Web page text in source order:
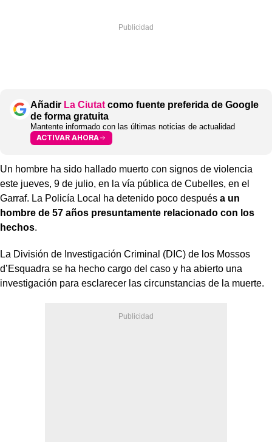
Añadir La Ciutat como fuente preferida de Google
de forma gratuita
Mantente informado con las últimas noticias de actualidad
ACTIVAR AHORA
Un hombre ha sido hallado muerto con signos de violencia
este jueves, 9 de julio, en la vía pública de Cubelles, en el
Garraf. La Policía Local ha detenido poco después a un
hombre de 57 años presuntamente relacionado con los
hechos.
La División de Investigación Criminal (DIC) de los Mossos
d’Esquadra se ha hecho cargo del caso y ha abierto una
investigación para esclarecer las circunstancias de la muerte.